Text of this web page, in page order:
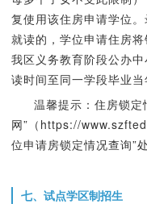
复使用该住房申请学位
就读的，学位申请住房
我区义务教育阶段公办
读时间至同一学段毕业当
温馨提示：住房锁定
网”（https://
位申请房锁定情况查询”处
七、试点学区制招生